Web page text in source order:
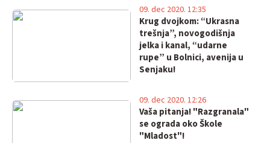
Krug dvojkom: “Ukrasna
trešnja”, novogodišnja
jelka i kanal, “udarne
rupe” u Bolnici, avenija u
Senjaku!
09. dec 2020. 12:35
Vaša pitanja! "Razgranala"
se ograda oko Škole
"Mladost"!
09. dec 2020. 12:26